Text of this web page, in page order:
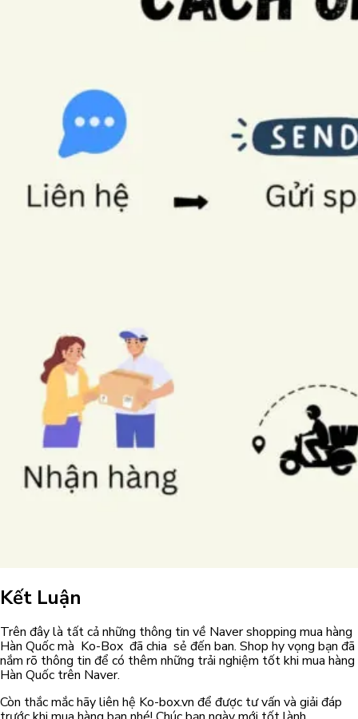
Kết Luận
Trên đây là tất cả những thông tin về Naver shopping mua hàng
Hàn Quốc mà Ko-Box đã chia sẻ đến ban. Shop hy vọng bạn đã
nắm rõ thông tin để có thêm những trải nghiệm tốt khi mua hàng
Hàn Quốc trên Naver.
Còn thắc mắc hãy liên hệ Ko-box.vn để được tư vấn và giải đáp